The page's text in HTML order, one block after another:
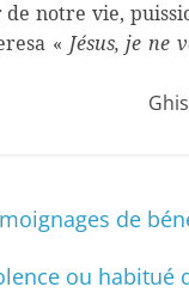
notre vie,
« Jésus, je ne
de
ou habitué